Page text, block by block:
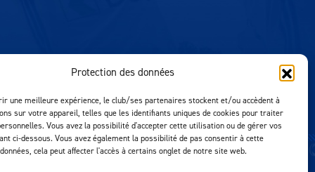
Protection des données
une meilleure expérience, le club/ses partenaires stockent et/ou accèdent à
sur votre appareil, telles que les identifiants uniques de cookies pour traiter
Vous avez la possibilité d'accepter cette utilisation ou de gérer vos
ci-dessous. Vous avez également la possibilité de pas consentir à cette
cela peut affecter l'accès à certains onglet de notre site web.